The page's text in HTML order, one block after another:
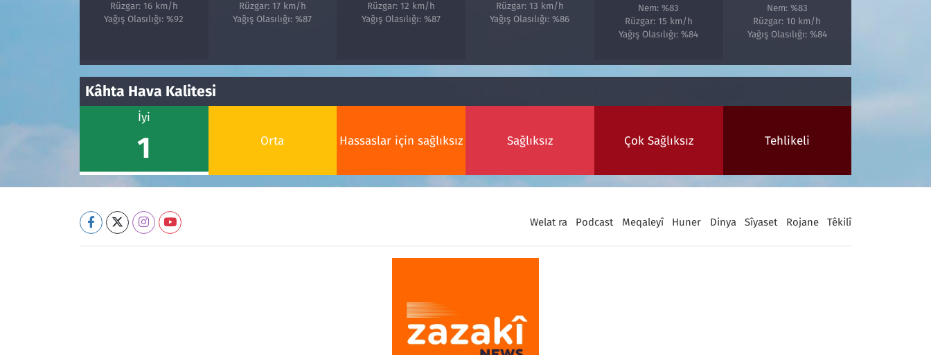
Rüzgar: 16 km/h
Yağış Olasılığı: %92
Rüzgar: 17 km/h
Yağış Olasılığı: %87
Rüzgar: 12 km/h
Yağış Olasılığı: %87
Rüzgar: 13 km/h
Yağış Olasılığı: %86
Nem: %83
Rüzgar: 15 km/h
Yağış Olasılığı: %84
Nem: %83
Rüzgar: 10 km/h
Yağış Olasılığı: %84
Kâhta Hava Kalitesi
İyi
1 Orta Hassaslar için sağlıksız Sağlıksız Çok Sağlıksız Tehlikeli
Welat ra Podcast Meqaleyî Huner Dinya Sîyaset Rojane Têkilî